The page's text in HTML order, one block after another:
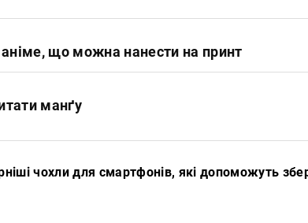
що можна нанести на принт
манґу
чохли для смартфонів, які допоможуть